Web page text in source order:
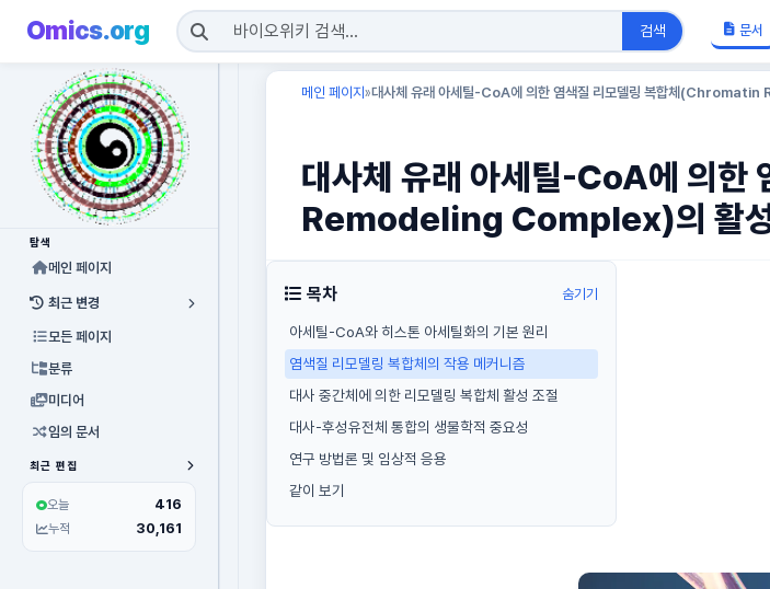
Omics.org 검색 문서
탐색
메인 페이지
최근 변경
모든 페이지
분류
미디어
임의 문서
최근 편집
오늘 416
누적 30,161
메인 페이지 »대사체 유래 아세틸-CoA에 의한 염색질 리모델링 복합체
대사체 유래 아세틸-CoA에 의
Remodeling Complex)의 활성
목차 숨기기
아세틸-CoA와 히스톤 아세틸화의 기본 원리
염색질 리모델링 복합체의 작용 메커니즘
대사 중간체에 의한 리모델링 복합체 활성 조절
대사-후성유전체 통합의 생물학적 중요성
연구 방법론 및 임상적 응용
같이 보기